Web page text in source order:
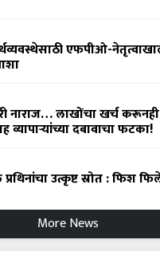
एफपीओ-
लाखोंचा खर्च करूनही
व्यापाऱ्यांच्या दबावाचा फटका!
उत्कृष्ट स्रोत : फिश
More News